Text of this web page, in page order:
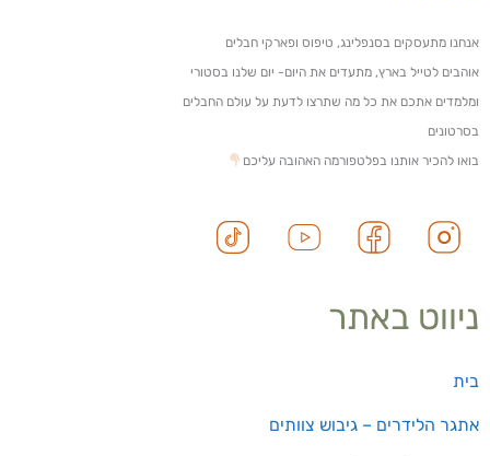
אנחנו מתעסקים בסנפלינג, טיפוס ופארקי חבלים
אוהבים לטייל בארץ, מתעדים את היום- יום שלנו בסטורי
ומלמדים אתכם את כל מה שתרצו לדעת על עולם החבלים
בסרטונים
בואו להכיר אותנו בפלטפורמה האהובה עליכם
ניווט באתר
בית
אתגר הלידרים – גיבוש צוותים